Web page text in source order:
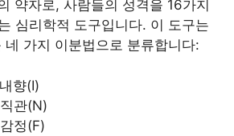
약자로, 사람들의 성격을 16가지
심리학적 도구입니다. 이 도구는
네 가지 이분법으로 분류합니다:
향(I)
관(N)
정(F)